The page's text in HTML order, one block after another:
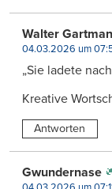
Walter
04.03.2026 um
„Sie ladete
Kreative
Antworten
Gwundernase